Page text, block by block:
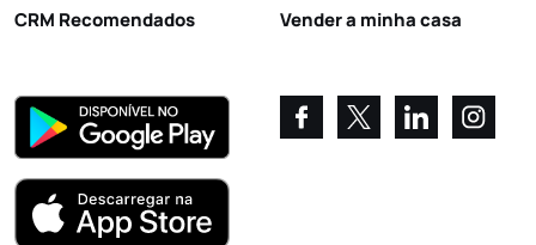
CRM Recomendados
Vender a minha casa